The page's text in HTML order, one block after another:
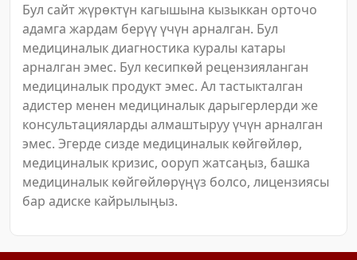
Бул сайт жүрөктүн кагышына кызыккан орточо
адамга жардам берүү үчүн арналган. Бул
медициналык диагностика куралы катары
арналган эмес. Бул кесипкөй рецензияланган
медициналык продукт эмес. Ал тастыкталган
адистер менен медициналык дарыгерлерди же
консультацияларды алмаштыруу үчүн арналган
эмес. Эгерде сизде медициналык көйгөйлөр,
медициналык кризис, ооруп жатсаңыз, башка
медициналык көйгөйлөрүңүз болсо, лицензиясы
бар адиске кайрылыңыз.